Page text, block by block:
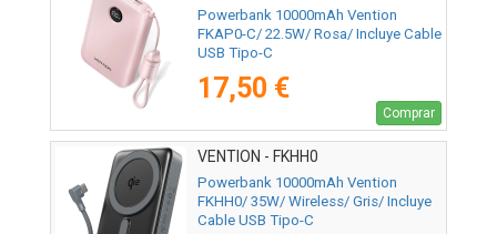
Powerbank 10000mAh Vention
FKAP0-C/ 22.5W/ Rosa/ Incluye Cable
USB Tipo-C
17,50 €
Comprar
VENTION - FKHH0
Powerbank 10000mAh Vention
FKHH0/ 35W/ Wireless/ Gris/ Incluye
Cable USB Tipo-C